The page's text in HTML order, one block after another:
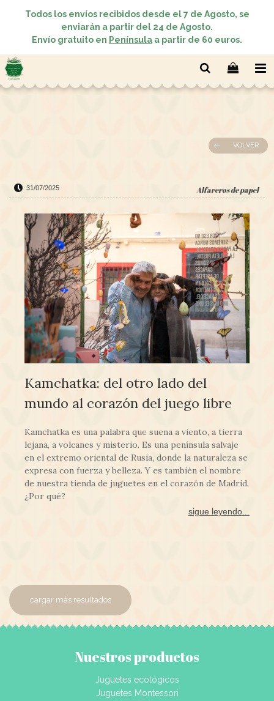
Todos los envíos recibidos desde el 7 de Agosto, se
enviarán a partir del 24 de Agosto.
Envío gratuito en Península a partir de 60 euros.
VOLVER
31/07/2025 Alfareros de papel
Kamchatka: del otro lado del
mundo al corazón del juego libre
Kamchatka es una palabra que suena a viento, a tierra
lejana, a volcanes y misterio. Es una península salvaje
en el extremo oriental de Rusia, donde la naturaleza se
expresa con fuerza y belleza. Y es también el nombre
de nuestra tienda de juguetes en el corazón de Madrid.
¿Por qué?
sigue leyendo...
cargar más resultados
Nuestros productos
Juguetes ecológicos
Juguetes Montessori